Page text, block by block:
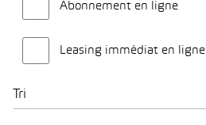
Abonnement en ligne
Leasing immédiat en ligne
Tri